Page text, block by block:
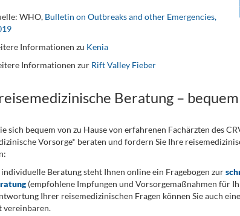
WHO, Bulletin on Outbreaks and other Emergencies,
Informationen zu Kenia
Informationen zur Rift Valley Fieber
Beratung –
sich bequem von zu Hause von erfahrenen Fachärzten des
Vorsorge* beraten und fordern Sie Ihre
Beratung steht Ihnen online ein Fragebogen zur
(empfohlene Impfungen und Vorsorgemaßnahmen für
Ihrer reisemedizinischen Fragen können Sie auch
vereinbaren.